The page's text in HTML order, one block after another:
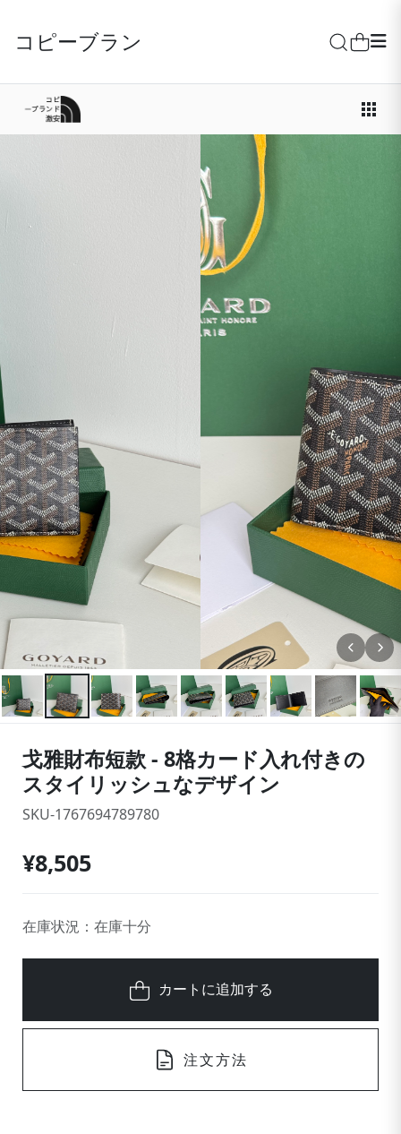
コピーブランド激安
戈雅財布短款 - 8格カード入れ付きの
スタイリッシュなデザイン
SKU-1767694789780
¥8,505
在庫状況：在庫十分
カートに追加する
注文方法